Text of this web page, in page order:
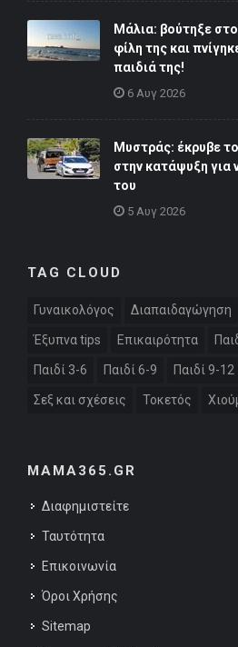
Μάλια: βούτηξε
φίλη της και
παιδιά της!
6 Αυγ 2026
Μυστράς: έκρυβε
στην κατάψυξη για
του
5 Αυγ 2026
TAG CLOUD
Γυναικολόγος Διαπαιδαγώγηση
Έξυπνα tips Επικαιρότητα
Παιδί 3-6 Παιδί 6-9 Παιδί 9-12
Σεξ και σχέσεις Τοκετός
MAMA365.GR
Διαφημιστείτε
Ταυτότητα
Επικοινωνία
Όροι Χρήσης
Sitemap